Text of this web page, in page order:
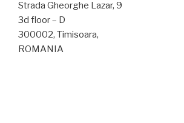
Strada Gheorghe Lazar, 9
3d floor – D
300002, Timisoara,
ROMANIA